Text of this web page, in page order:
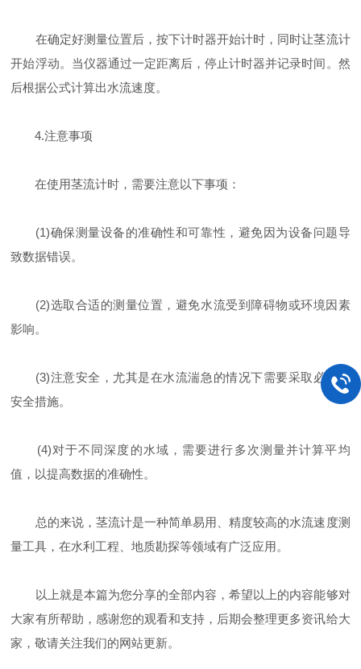
在确定好测量位置后，按下计时器开始计时，同时让茎流计
开始浮动。当仪器通过一定距离后，停止计时器并记录时间。然
后根据公式计算出水流速度。
4.注意事项
在使用茎流计时，需要注意以下事项：
(1)确保测量设备的准确性和可靠性，避免因为设备问题导
致数据错误。
(2)选取合适的测量位置，避免水流受到障碍物或环境因素
影响。
(3)注意安全，尤其是在水流湍急的情况下需要采取必要的
安全措施。
(4)对于不同深度的水域，需要进行多次测量并计算平均
值，以提高数据的准确性。
总的来说，茎流计是一种简单易用、精度较高的水流速度测
量工具，在水利工程、地质勘探等领域有广泛应用。
以上就是本篇为您分享的全部内容，希望以上的内容能够对
大家有所帮助，感谢您的观看和支持，后期会整理更多资讯给大
家，敬请关注我们的网站更新。